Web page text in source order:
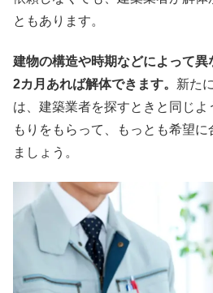
ともあります。
建物の構造や時期などによって
2カ月あれば解体できます。 新た
は、建築業者を探すときと同じ
もりをもらって、もっとも希望
ましょう。